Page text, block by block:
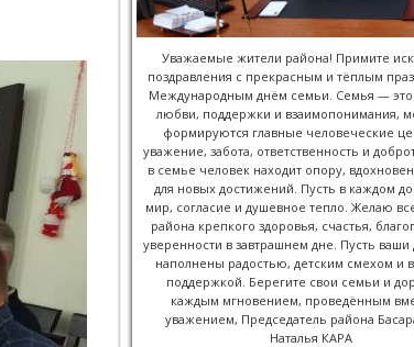
Уважаемые жители района! Примите
поздравления с прекрасным и тёплым
Международным днём семьи. Семья — это
любви, поддержки и взаимопонимания,
формируются главные человеческие
уважение, забота, ответственность и
в семье человек находит опору,
для новых достижений. Пусть в каждом
мир, согласие и душевное тепло. Желаю
района крепкого здоровья, счастья,
уверенности в завтрашнем дне. Пусть ваши
наполнены радостью, детским смехом и
поддержкой. Берегите свои семьи и
каждым мгновением, проведённым
уважением, Председатель района
Наталья КАРА